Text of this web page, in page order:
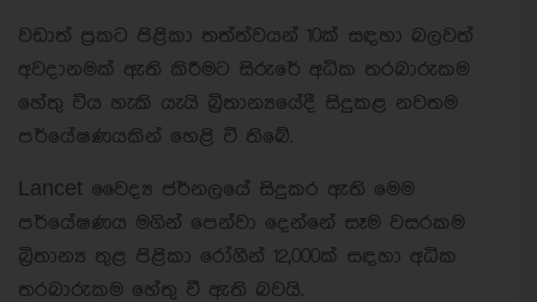
වඩාත් ප්‍රකට පිළිකා තත්ත්වයන් 10ක් සඳහා බලවත්
අවදානමක් ඇති කිරීමට සිරුරේ අධික තරබාරුකම
හේතු විය හැකි යැයි බ්‍රිතාන්‍යයේදී සිදුකළ නවතම
පර්යේෂණයකින් හෙළි වී තිබේ.
Lancet වෛද්‍ය ජර්නලයේ සිදුකර ඇති මෙම
පර්යේෂණය මගින් පෙන්වා දෙන්නේ සෑම වසරකම
බ්‍රිතාන්‍ය තුළ පිළිකා රෝගීන් 12,000ක් සඳහා අධික
තරබාරුකම හේතු වී ඇති බවයි.